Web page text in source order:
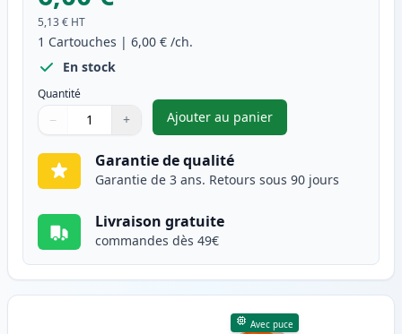
5,13 € HT
1 Cartouches | 6,00 € /ch.
En stock
Quantité
Quantité
Utilisez les boutons pour ajuster
− +
Quantité
Ajouter au panier
,Canon CLI-8M cartouche
Garantie de qualité
Garantie de 3 ans. Retours sous 90 jours
Livraison gratuite
commandes dès 49€
Avec puce